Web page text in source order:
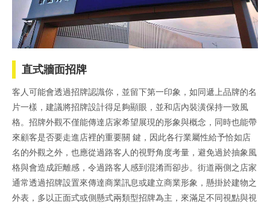
直式牆面招牌
客人可能會透過招牌認識你，並留下第一印象，如同遞上品牌的名
片一樣，建議將招牌設計得足夠顯眼，並和店內裝潢保持一致風
格。招牌外觀不僅能傳達店家希望展現的形象與概念，同時也能帶
來顧客是否要走進店裡的重要關 鍵，因此各行業屬性給予恰如店
名的外觀之外，也應從過路客人的視野角度考量，避免過於抽象風
格與會造成距離感，令過路客人感到混淆而卻步。街道兩側之店家
通常透過招牌設置來傳達商業訊息或建立商業形象，懸掛於建物之
外表，多以正面式或側懸式兩類型招牌為主，來滿足不同視點與視